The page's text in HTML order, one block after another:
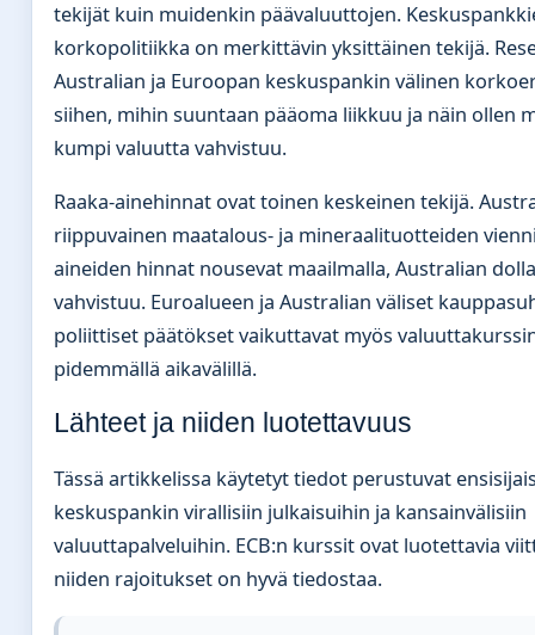
tekijät kuin muidenkin päävaluuttojen.
korkopolitiikka on merkittävin yksittäinen tekijä.
Australian ja Euroopan keskuspankin välinen
siihen, mihin suuntaan pääoma liikkuu ja näin ollen
kumpi valuutta vahvistuu.
Raaka-ainehinnat ovat toinen keskeinen tekijä.
riippuvainen maatalous- ja mineraalituotteiden
aineiden hinnat nousevat maailmalla, Australian
vahvistuu. Euroalueen ja Australian väliset
poliittiset päätökset vaikuttavat myös
pidemmällä aikavälillä.
Lähteet ja niiden luotettavuus
Tässä artikkelissa käytetyt tiedot perustuvat
keskuspankin virallisiin julkaisuihin ja kansainvälisiin
valuuttapalveluihin. ECB:n kurssit ovat luotettavia
niiden rajoitukset on hyvä tiedostaa.